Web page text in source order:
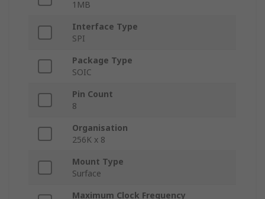
1MB
Interface Type
SPI
Package Type
SOIC
Pin Count
8
Organisation
256K x 8
Mount Type
Surface
Maximum Clock Frequency